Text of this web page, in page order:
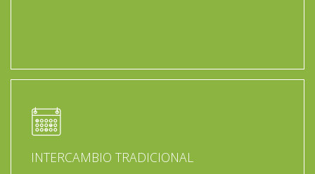
INTERCAMBIO TRADICIONAL